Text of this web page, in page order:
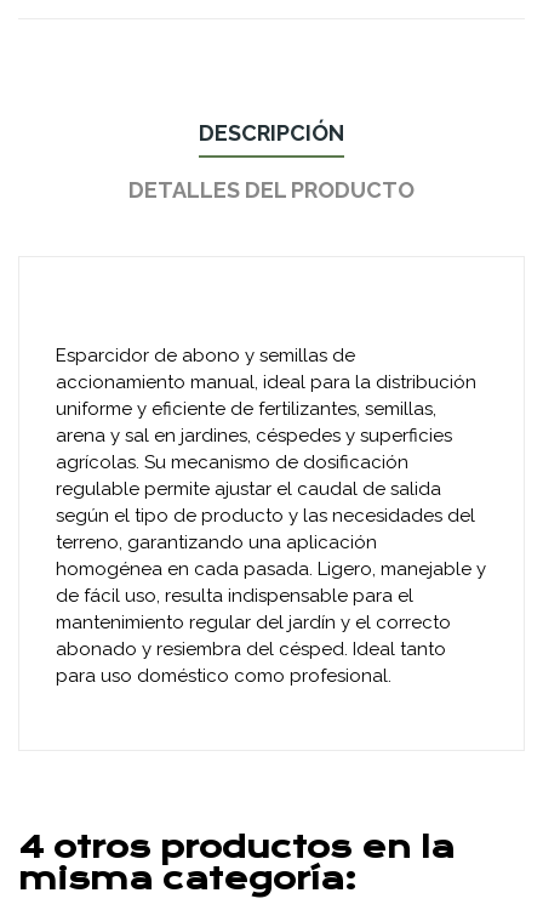
DESCRIPCIÓN
DETALLES DEL PRODUCTO
Esparcidor de abono y semillas de
accionamiento manual, ideal para la distribución
uniforme y eficiente de fertilizantes, semillas,
arena y sal en jardines, céspedes y superficies
agrícolas. Su mecanismo de dosificación
regulable permite ajustar el caudal de salida
según el tipo de producto y las necesidades del
terreno, garantizando una aplicación
homogénea en cada pasada. Ligero, manejable y
de fácil uso, resulta indispensable para el
mantenimiento regular del jardín y el correcto
abonado y resiembra del césped. Ideal tanto
para uso doméstico como profesional.
4 otros productos en la
misma categoría: